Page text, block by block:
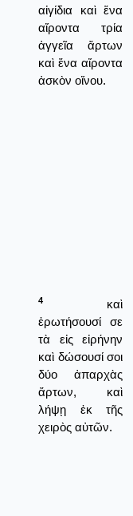
αἰγίδια καὶ ἕνα
αἴροντα τρία
ἀγγεῖα ἄρτων
καὶ ἕνα αἴροντα
ἀσκὸν οἴνου.
4
καὶ
ἐρωτήσουσί σε
τὰ εἰς εἰρήνην
καὶ δώσουσί σοι
δύο ἀπαρχὰς
ἄρτων, καὶ
λήψῃ ἐκ τῆς
χειρὸς αὐτῶν.